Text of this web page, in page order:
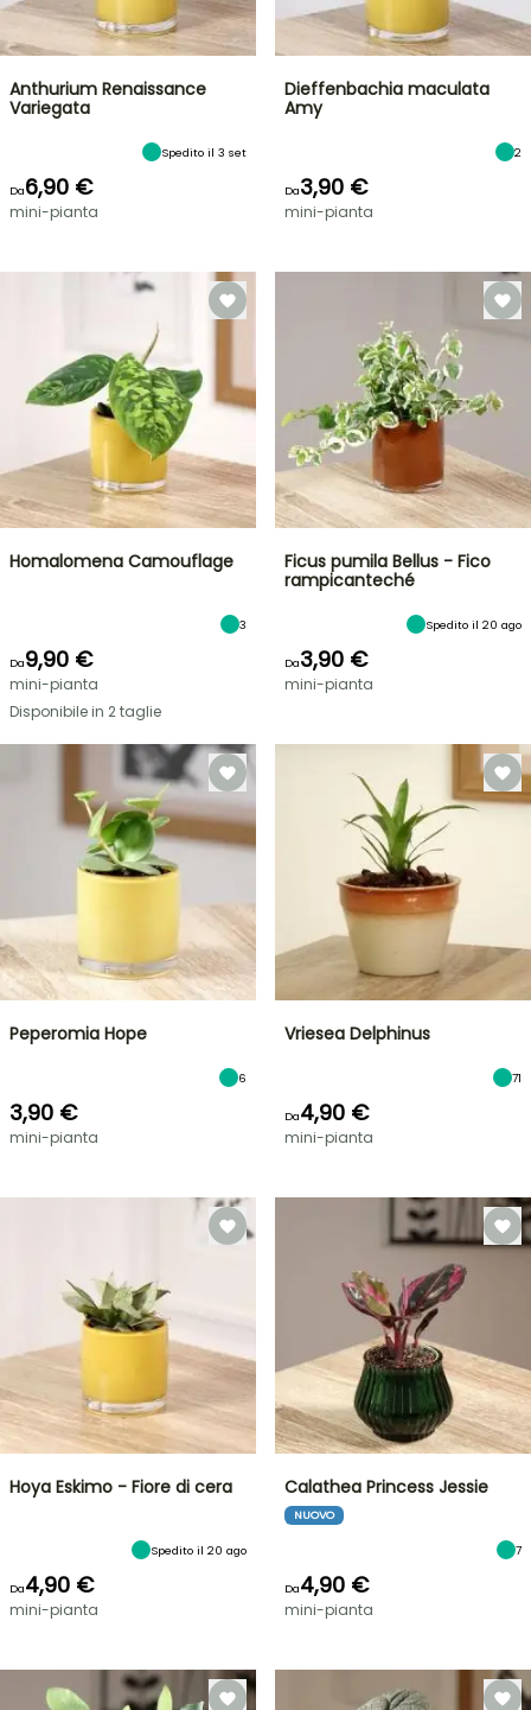
Anthurium Renaissance
Variegata
Spedito il 3 set
Da6,90 €
mini-pianta
Dieffenbachia maculata
Amy
2
Da3,90 €
mini-pianta
Homalomena Camouflage
3
Da9,90 €
mini-pianta
Disponibile in 2 taglie
Ficus pumila Bellus - Fico
rampicanteché
Spedito il 20 ago
Da3,90 €
mini-pianta
Peperomia Hope
6
3,90 €
mini-pianta
Vriesea Delphinus
71
Da4,90 €
mini-pianta
Hoya Eskimo - Fiore di cera
Spedito il 20 ago
Da4,90 €
mini-pianta
Calathea Princess Jessie
NUOVO
7
Da4,90 €
mini-pianta